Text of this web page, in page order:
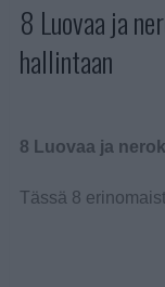
8 Luovaa ja
hallintaan
8 Luovaa ja
Tässä 8